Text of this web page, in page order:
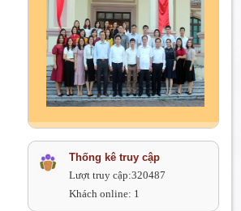
Thống kê truy cập
Lượt truy cập:320487
Khách online: 1